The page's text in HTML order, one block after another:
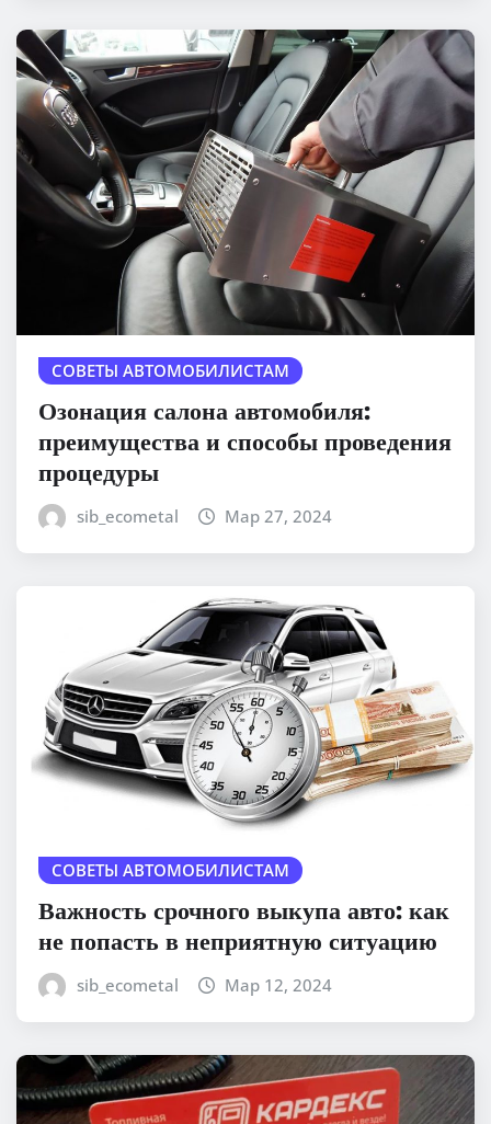
СОВЕТЫ АВТОМОБИЛИСТАМ
Озонация салона автомобиля:
преимущества и способы проведения
процедуры
sib_ecometal Мар 27, 2024
СОВЕТЫ АВТОМОБИЛИСТАМ
Важность срочного выкупа авто: как
не попасть в неприятную ситуацию
sib_ecometal Мар 12, 2024